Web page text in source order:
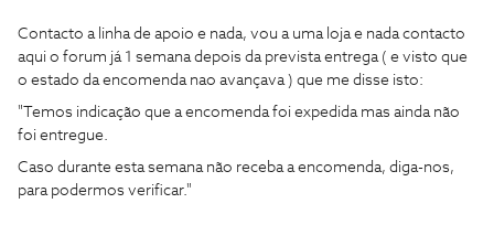
Contacto a linha de apoio e nada, vou a uma loja e nada contacto
aqui o forum já 1 semana depois da prevista entrega ( e visto que
o estado da encomenda nao avançava ) que me disse isto:
"Temos indicação que a encomenda foi expedida mas ainda não
foi entregue.
Caso durante esta semana não receba a encomenda, diga-nos,
para podermos verificar."